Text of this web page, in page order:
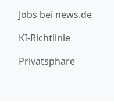
Jobs bei news.de
KI-Richtlinie
Privatsphäre